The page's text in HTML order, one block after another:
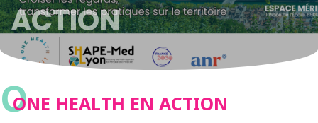
ACTION
O
ONE HEALTH EN ACTION